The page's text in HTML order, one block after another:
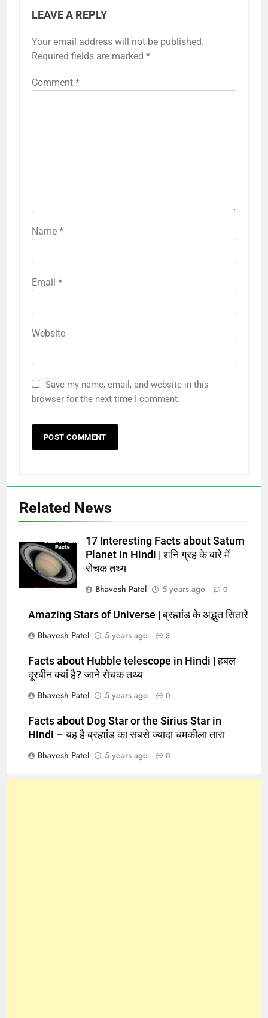
LEAVE A REPLY
Your email address will not be published.
Required fields are marked *
Comment *
Name *
Email *
Website
Save my name, email, and website in this
browser for the next time I comment.
Related News
17 Interesting Facts about Saturn
Planet in Hindi | शनि ग्रह के बारे में
रोचक तथ्य
Bhavesh Patel
5 years ago 0
Amazing Stars of Universe | ब्रह्मांड के अद्भुत सितारे
Bhavesh Patel
5 years ago 3
Facts about Hubble telescope in Hindi | हबल
दूरबीन क्यां है? जाने रोचक तथ्य
Bhavesh Patel
5 years ago 0
Facts about Dog Star or the Sirius Star in
Hindi – यह है ब्रह्मांड का सबसे ज्यादा चमकीला तारा
Bhavesh Patel
5 years ago 0